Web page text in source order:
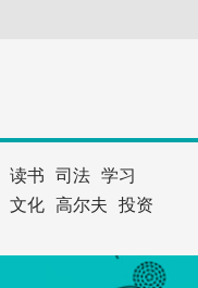
读书 司法 学习
文化 高尔夫 投资